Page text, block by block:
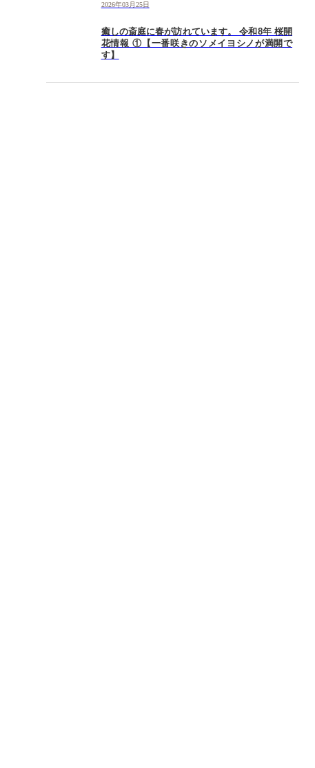
2026年03月25日
癒しの斎庭に春が訪れています。 令和8年 桜開
花情報 ①【一番咲きのソメイヨシノが満開で
す】